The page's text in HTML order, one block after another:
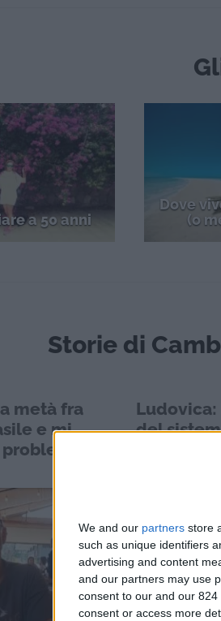
We and our partners store
such as unique identifiers
advertising and content
and our partners may use
consent to our and our 824
consent or access more
a 50 anni
Dove
(o
Storie di
metà fra
e mi
del
italiano